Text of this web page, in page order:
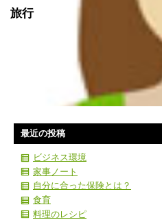
旅行
最近の投稿
ビジネス環境
家事ノート
自分に合った保険とは？
食育
料理のレシピ